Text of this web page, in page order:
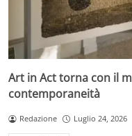
Art in Act torna con il
contemporaneità
Redazione Luglio 24, 2026